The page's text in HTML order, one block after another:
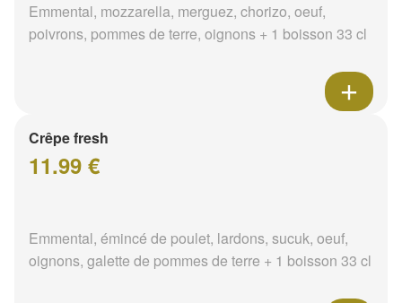
Emmental, mozzarella, merguez, chorizo, oeuf,
poivrons, pommes de terre, oignons + 1 boisson 33 cl
Crêpe fresh
11.99 €
Emmental, émincé de poulet, lardons, sucuk, oeuf,
oignons, galette de pommes de terre + 1 boisson 33 cl